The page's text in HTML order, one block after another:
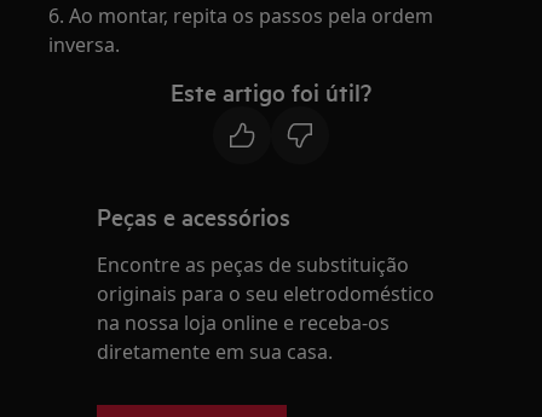
6. Ao montar, repita os passos pela ordem
inversa.
Este artigo foi útil?
Peças e acessórios
Encontre as peças de substituição
originais para o seu eletrodoméstico
na nossa loja online e receba-os
diretamente em sua casa.